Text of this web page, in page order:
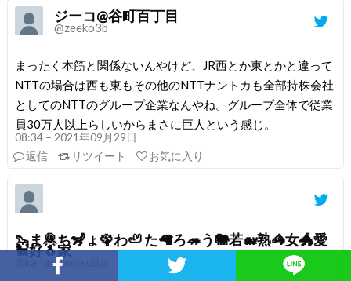
ジーコ@谷町百丁目
@zeeko3b
まったく本筋と関係ないんやけど、JR西とか東とかと違って
NTTの場合は西も東もその他のNTTナントカも全部持株会社
としてのNTTのグループ企業なんやね。グループ全体で従業
員30万人以上らしいからまさに巨人という感じ。
08:34 – 2021年09月29日
返信
リツイート お気に入り
🦦ま🦧ち🦨ょ🦚わ🦥 た🦙ろ🦔う🐘若🐋熟🦓女🐲愛
🐩好🐧家
@kanashimitsuito
Facebookでシェア Twitterでシェア